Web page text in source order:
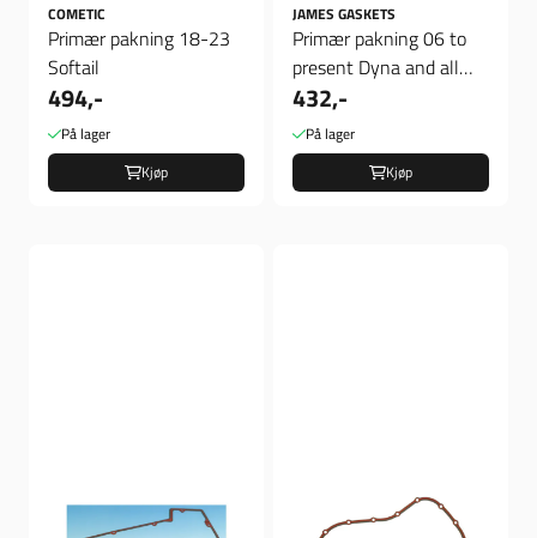
COMETIC
Primær pakning 18-23
Softail
494,-
På lager
Kjøp
JAMES GASKETS
Primær pakning 06 to
present Dyna and all
07-17 FXST, FLST and
FXCW ...
432,-
På lager
Kjøp